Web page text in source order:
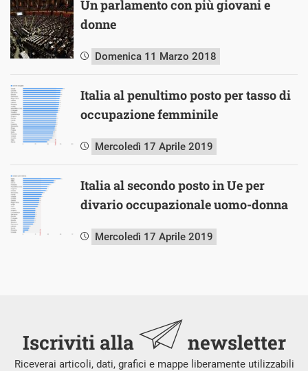
Un parlamento con più giovani e
donne
Domenica 11 Marzo 2018
Italia al penultimo posto per tasso di
occupazione femminile
Mercoledì 17 Aprile 2019
Italia al secondo posto in Ue per
divario occupazionale uomo-donna
Mercoledì 17 Aprile 2019
Iscriviti alla newsletter
Riceverai articoli, dati, grafici e mappe liberamente utilizzabili